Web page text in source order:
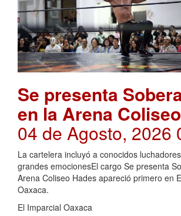
Se presenta
en la Arena
04 de Agosto, 2026
La cartelera incluyó a conocidos
grandes emocionesEl cargo Se presenta
Arena Coliseo Hades apareció primero en
Oaxaca.
El Imparcial Oaxaca